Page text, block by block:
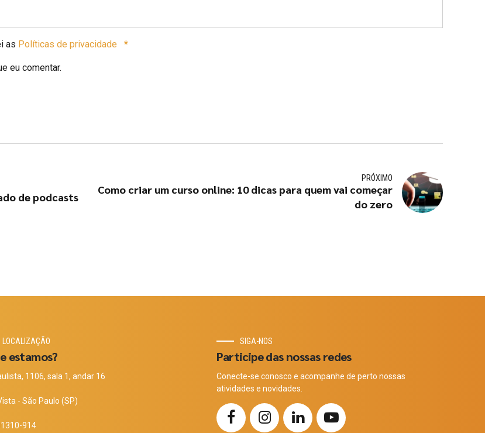
as Políticas de privacidade *
eu comentar.
de podcasts
PRÓXIMO
Como criar um curso online: 10 dicas para quem vai começar
do zero
LOCALIZAÇÃO
estamos?
1106, sala 1, andar 16
- São Paulo (SP)
914
SIGA-NOS
Participe das nossas redes
Conecte-se conosco e acompanhe de perto nossas
atividades e novidades.